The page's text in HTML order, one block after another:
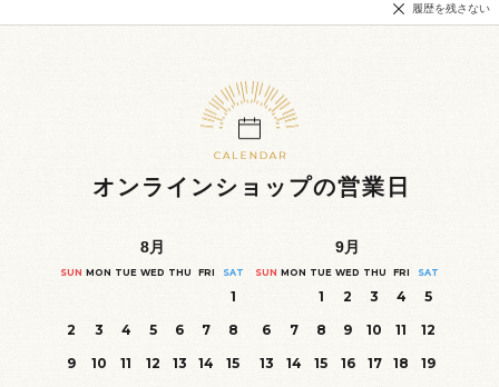
履歴を残さない
オンラインショップの営業日
8月
SUN MON TUE WED THU FRI SAT
1
2
3 4 5 6 7
8
9
10 11 12 13 14
15
9月
SUN MON TUE WED THU FRI SAT
1 2 3 4
5
6
7 8 9 10 11
12
13
14 15 16 17 18
19